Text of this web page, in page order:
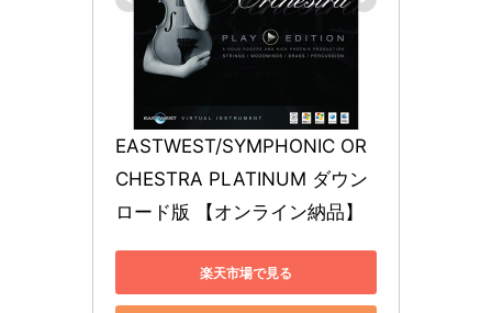
EASTWEST/SYMPHONIC OR
CHESTRA PLATINUM ダウン
ロード版 【オンライン納品】
楽天市場で見る